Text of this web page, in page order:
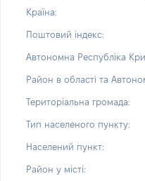
Країна:
Поштовий індекс:
Автономна Республіка
Район в області та
Територіальна громада:
Тип населеного пункту:
Населений пункт:
Район у місті: